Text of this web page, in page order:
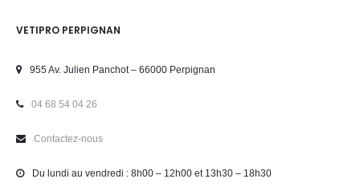
VETIPRO PERPIGNAN
955 Av. Julien Panchot – 66000 Perpignan
04 68 54 04 26
Contactez-nous
Du lundi au vendredi : 8h00 – 12h00 et 13h30 – 18h30